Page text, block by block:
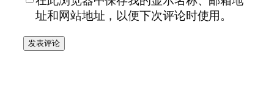
址和网站地址，以便下次评论时使用。